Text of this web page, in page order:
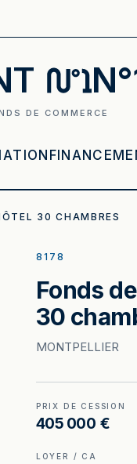
DE COMMERCE
30 CHAMBRES
8178
Fonds
30
MONTPELLIER
PRIX DE CESSION
405 000 €
LOYER / CA